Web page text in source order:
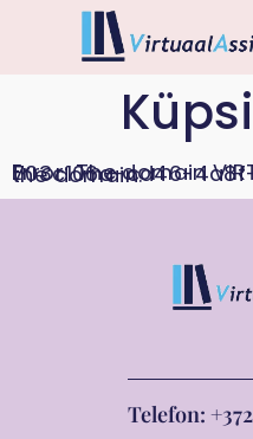
Error: The domain VIRTUAALASSISTENDID.EE is not authorized to show the cookie declaration for domain group ID 703c106a-cd46-4a8f-9a8d-529e409e8eb9. Please add it to the domain group in the Cookiebot Manager to authorize the domain.
Telefon: